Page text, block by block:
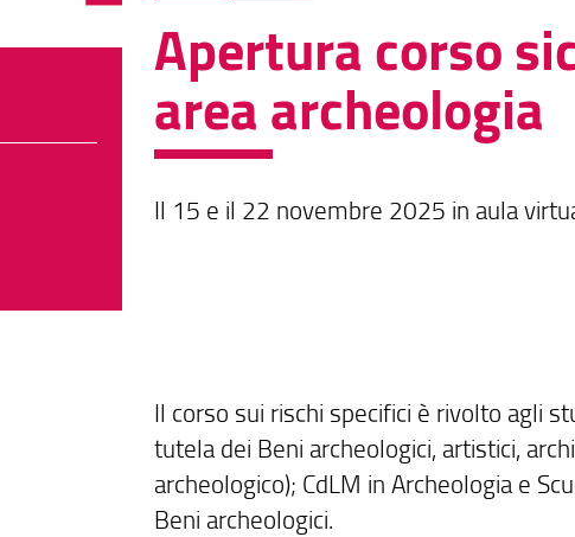
Apertura corso
area archeologia
Il 15 e il 22 novembre 2025 in aula
Il corso sui rischi specifici è rivolto agli
tutela dei Beni archeologici, artistici,
archeologico); CdLM in Archeologia e
Beni archeologici.